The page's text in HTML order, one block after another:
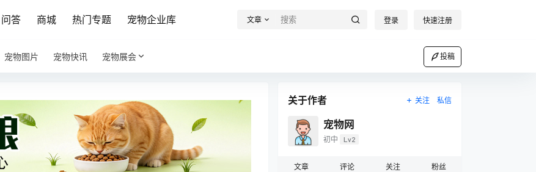
问答 商城 热门专题 宠物企业库 文章 登录 快速注册
宠物图片 宠物快讯 宠物展会 投稿
关于作者 关注 私信
宠物网
初中 Lv2
文章 评论 关注 粉丝